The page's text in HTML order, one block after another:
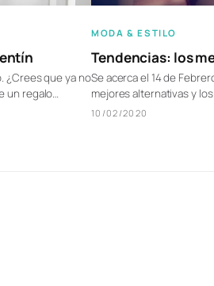
¿Crees que ya no
un regalo…
MODA & ESTILO
Tendencias: los
Se acerca el 14 de
mejores alternativas y
10/02/2020